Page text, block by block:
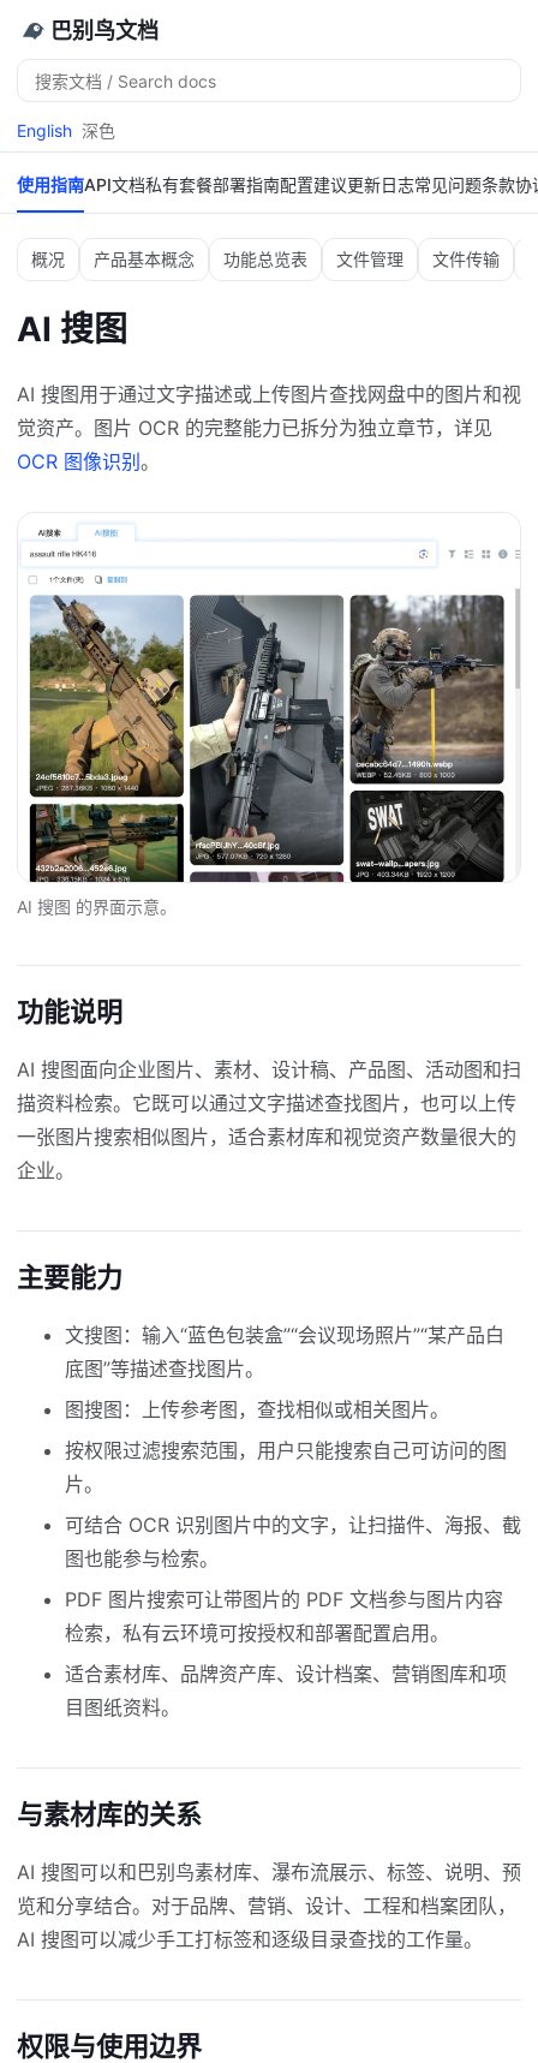
巴别鸟文档
搜
索
English 深色
使用指南API文档私有套餐部署指南配置建议更新日志常见问题条款协
概况 产品基本概念 功能总览表 文件管理 文件传输
AI 搜图
AI 搜图用于通过文字描述或上传图片查找网盘中的图片和视
觉资产。图片 OCR 的完整能力已拆分为独立章节，详见
OCR 图像识别 。
AI 搜图 的界面示意。
功能说明
AI 搜图面向企业图片、素材、设计稿、产品图、活动图和扫
描资料检索。它既可以通过文字描述查找图片，也可以上传
一张图片搜索相似图片，适合素材库和视觉资产数量很大的
企业。
主要能力
文搜图：输入“蓝色包装盒”“会议现场照片”“某产品白
底图”等描述查找图片。
图搜图：上传参考图，查找相似或相关图片。
按权限过滤搜索范围，用户只能搜索自己可访问的图
片。
可结合 OCR 识别图片中的文字，让扫描件、海报、截
图也能参与检索。
PDF 图片搜索可让带图片的 PDF 文档参与图片内容
检索，私有云环境可按授权和部署配置启用。
适合素材库、品牌资产库、设计档案、营销图库和项
目图纸资料。
与素材库的关系
AI 搜图可以和巴别鸟素材库、瀑布流展示、标签、说明、预
览和分享结合。对于品牌、营销、设计、工程和档案团队，
AI 搜图可以减少手工打标签和逐级目录查找的工作量。
权限与使用边界